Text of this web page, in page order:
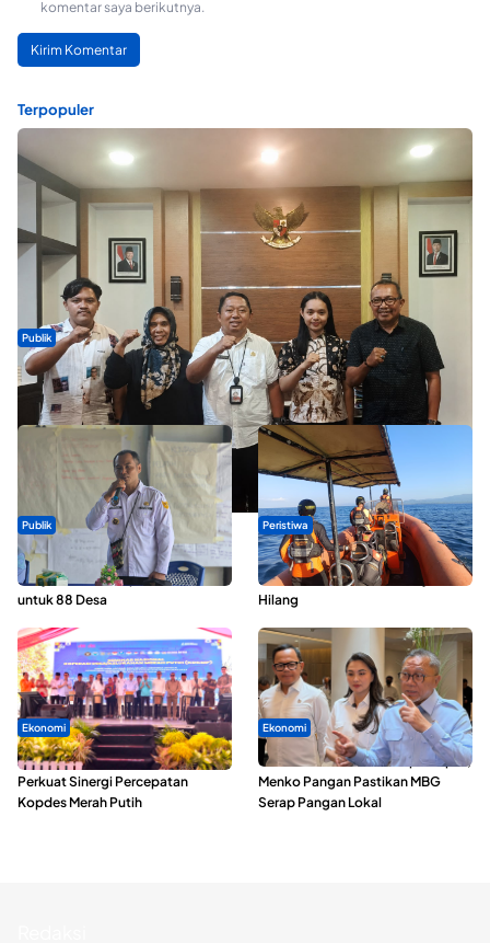
komentar saya berikutnya.
Terpopuler
Publik
Dua Talenta Muda Ternate Wakili Maluku Utara di Gita Bahana
Nusantara 2026
Publik
ABDESI Morotai Apresiasi
Penyaluran ADD Rp3,13 Miliar
untuk 88 Desa
Peristiwa
Dua Longboat Bertabrakan di
Perairan Taliabu, Satu Nelayan
Hilang
Ekonomi
Seminar di Ternate, Mendes
Perkuat Sinergi Percepatan
Kopdes Merah Putih
Ekonomi
SPPG di Maluku Utara Dipercepat,
Menko Pangan Pastikan MBG
Serap Pangan Lokal